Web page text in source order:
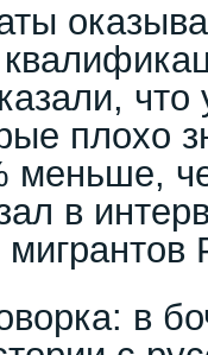
плохо
меньше,
в
в